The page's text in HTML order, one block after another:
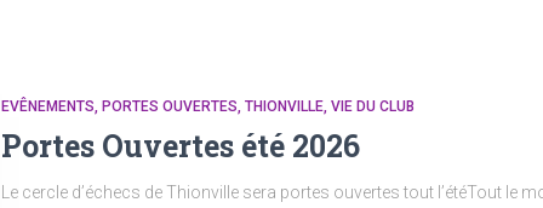
EVÊNEMENTS PORTES OUVERTES THIONVILLE VIE DU CLUB
Portes Ouvertes été 2026
Le cercle d’échecs de Thionville sera portes ouvertes tout l’étéTout le